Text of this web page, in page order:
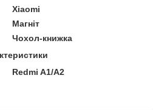
Xiaomi
Магніт
Чохол-книжка
Redmi A1/A2